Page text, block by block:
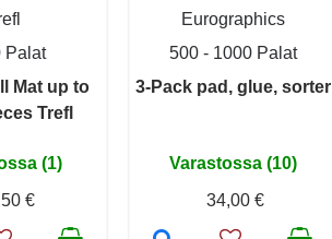
Palat
Mat up to
Trefl
(1)
€
Eurographics
500 - 1000 Palat
3-Pack pad, glue, sorter
Varastossa (10)
34,00 €